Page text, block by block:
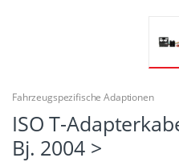
Fahrzeugspezifische Adaptionen
ISO T-
Bj. 2004 >